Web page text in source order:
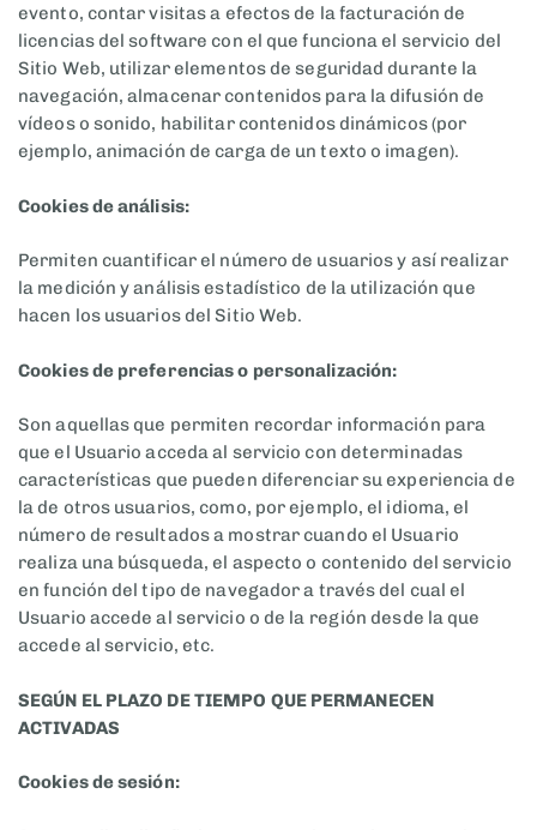
evento, contar visitas a efectos de la facturación de
licencias del software con el que funciona el servicio del
Sitio Web, utilizar elementos de seguridad durante la
navegación, almacenar contenidos para la difusión de
vídeos o sonido, habilitar contenidos dinámicos (por
ejemplo, animación de carga de un texto o imagen).
Cookies de análisis:
Permiten cuantificar el número de usuarios y así realizar
la medición y análisis estadístico de la utilización que
hacen los usuarios del Sitio Web.
Cookies de preferencias o personalización:
Son aquellas que permiten recordar información para
que el Usuario acceda al servicio con determinadas
características que pueden diferenciar su experiencia de
la de otros usuarios, como, por ejemplo, el idioma, el
número de resultados a mostrar cuando el Usuario
realiza una búsqueda, el aspecto o contenido del servicio
en función del tipo de navegador a través del cual el
Usuario accede al servicio o de la región desde la que
accede al servicio, etc.
SEGÚN EL PLAZO DE TIEMPO QUE PERMANECEN
ACTIVADAS
Cookies de sesión: